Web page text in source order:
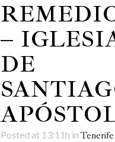
–
DE
Posted at 13:11h in Tenerife